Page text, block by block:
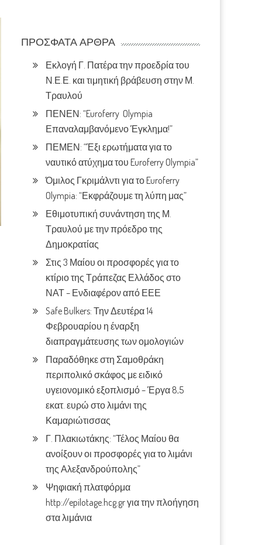
ΠΡΌΣΦΑΤΑ ΆΡΘΡΑ
Εκλογή Γ. Πατέρα την προεδρία του
Ν.Ε.Ε. και τιμητική βράβευση στην Μ.
Τραυλού
ΠΕΝΕΝ: “Euroferry Olympia
Επαναλαμβανόμενο Έγκλημα!”
ΠΕΜΕΝ: “Έξι ερωτήματα για το
ναυτικό ατύχημα του Euroferry Olympia”
Όμιλος Γκριμάλντι για το Euroferry
Olympia: “Εκφράζουμε τη λύπη μας”
Εθιμοτυπική συνάντηση της Μ.
Τραυλού με την πρόεδρο της
Δημοκρατίας
Στις 3 Μαίου οι προσφορές για το
κτίριο της Τράπεζας Ελλάδος στο
ΝΑΤ – Ενδιαφέρον από ΕΕΕ
Safe Bulkers: Την Δευτέρα 14
Φεβρουαρίου η έναρξη
διαπραγμάτευσης των ομολογιών
Παραδόθηκε στη Σαμοθράκη
περιπολικό σκάφος με ειδικό
υγειονομικό εξοπλισμό – Έργα 8,5
εκατ. ευρώ στο λιμάνι της
Καμαριώτισσας
Γ. Πλακιωτάκης: “Τέλος Μαίου θα
ανοίξουν οι προσφορές για το λιμάνι
της Αλεξανδρούπολης”
Ψηφιακή πλατφόρμα
http://epilotage.hcg.gr για την πλοήγηση
στα λιμάνια